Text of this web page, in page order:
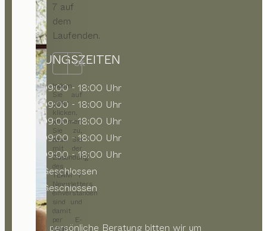
7 auf
dem
Laufenden.
OK
Indem
Sie auf
„OK“
klicken,
stimmen
Sie zu,
dass Sie
mit der
Zusendung
des
TEAM 7
Newsletters
einverstanden
sind und
damit
per E-
Mail
ÖFFNUNGSZEITEN
09:00 - 18:00 Uhr
09:00 - 18:00 Uhr
09:00 - 18:00 Uhr
09:00 - 18:00 Uhr
09:00 - 18:00 Uhr
Geschlossen
Geschlossen
Für eine persönliche Beratung bitten wir um